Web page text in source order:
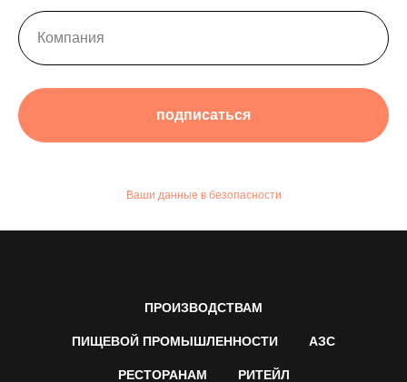
подписаться
Ваши данные в безопасности
ПРОИЗВОДСТВАМ
ПИЩЕВОЙ ПРОМЫШЛЕННОСТИ АЗС
РЕСТОРАНАМ РИТЕЙЛ